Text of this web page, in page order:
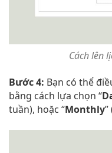
Cách lên
Bước 4: Bạn có thể
bằng cách lựa chọn “
tuần), hoặc “Monthly